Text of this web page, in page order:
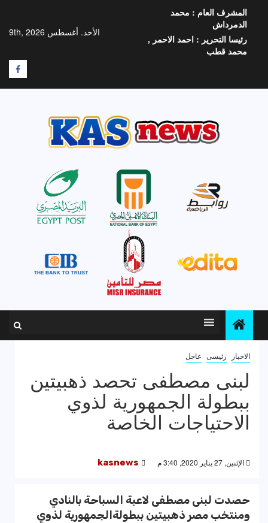
المحتوى
الأحد. أغسطس 9th, 2026
المشرف العام : محمد
الدمرداش
رئيسا التحرير : احمد الاحمر ,
محمد قطب
F
الاخبار رئيسى عاجل
لبنى مصطفى تحصد ذهبيتين
ببطولة الجمهورية لذوي
الاحتياجات الخاصة
الإثنين, 27 يناير 2020, 3:40 م kasnews
حصدت لبنى مصطفى لاعبة السباحة بالنادي
ومنتخب مصر ذهبيتين ببطولةالجمهورية لذوي